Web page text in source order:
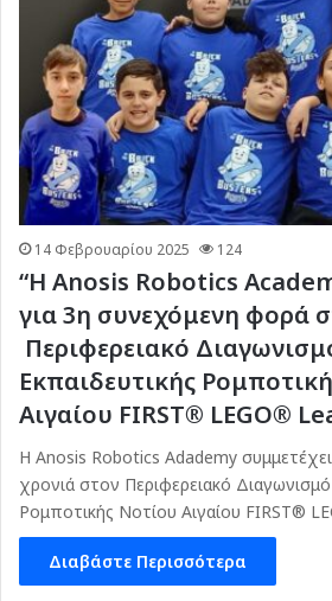
14 Φεβρουαρίου 2025 124
“H Anosis Robotics
για 3η συνεχόμενη φορά
Περιφερειακό
Εκπαιδευτικής
Αιγαίου FIRST® LEGO®
Η Anosis Robotics Adademy
χρονιά στον Περιφερειακό Διαγωνισμό
Ρομποτικής Νοτίου Αιγαίου FIRST®
Διαβάστε Περισσότερα